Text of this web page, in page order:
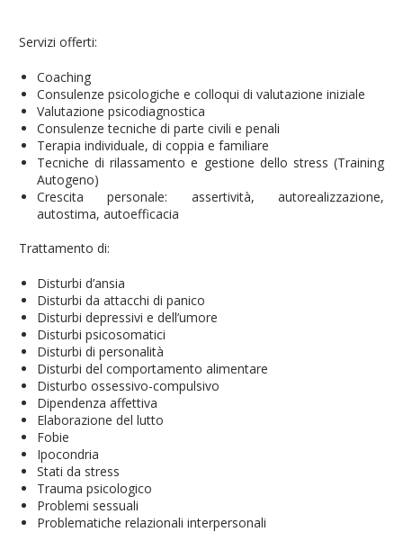
Servizi offerti:
Coaching
Consulenze psicologiche e colloqui di valutazione iniziale
Valutazione psicodiagnostica
Consulenze tecniche di parte civili e penali
Terapia individuale, di coppia e familiare
Tecniche di rilassamento e gestione dello stress (Training
Autogeno)
Crescita personale: assertività, autorealizzazione,
autostima, autoefficacia
Trattamento di:
Disturbi d’ansia
Disturbi da attacchi di panico
Disturbi depressivi e dell’umore
Disturbi psicosomatici
Disturbi di personalità
Disturbi del comportamento alimentare
Disturbo ossessivo-compulsivo
Dipendenza affettiva
Elaborazione del lutto
Fobie
Ipocondria
Stati da stress
Trauma psicologico
Problemi sessuali
Problematiche relazionali interpersonali